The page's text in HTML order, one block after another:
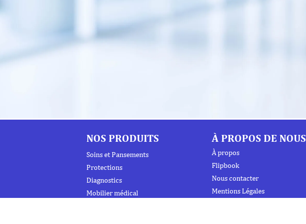
NOS PRODUITS
Soins et Pansements
Protections
Diagnostics
Mobilier médical
À PROPOS DE NOUS
À propos
Flipbook
Nous contacter
Mentions Légales